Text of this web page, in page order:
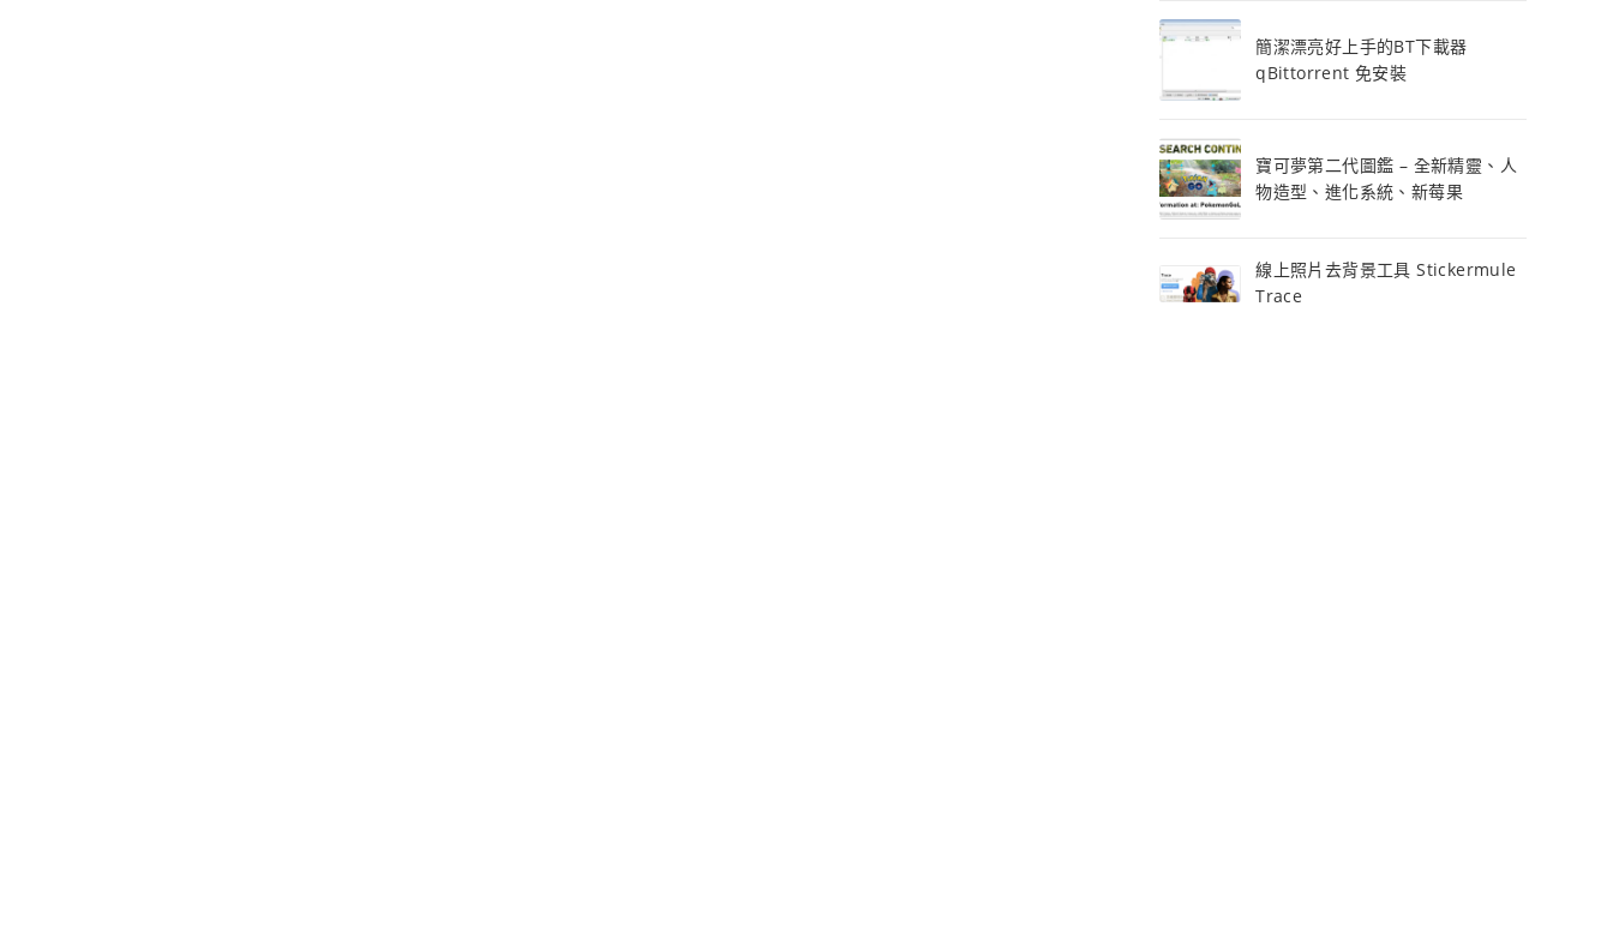
簡潔漂亮好上手的BT下載器
qBittorrent 免安裝
寶可夢第二代圖鑑 – 全新精靈、人
物造型、進化系統、新莓果
線上照片去背景工具 Stickermule
Trace